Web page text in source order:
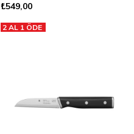
₺549,00
2 AL 1 ÖDE